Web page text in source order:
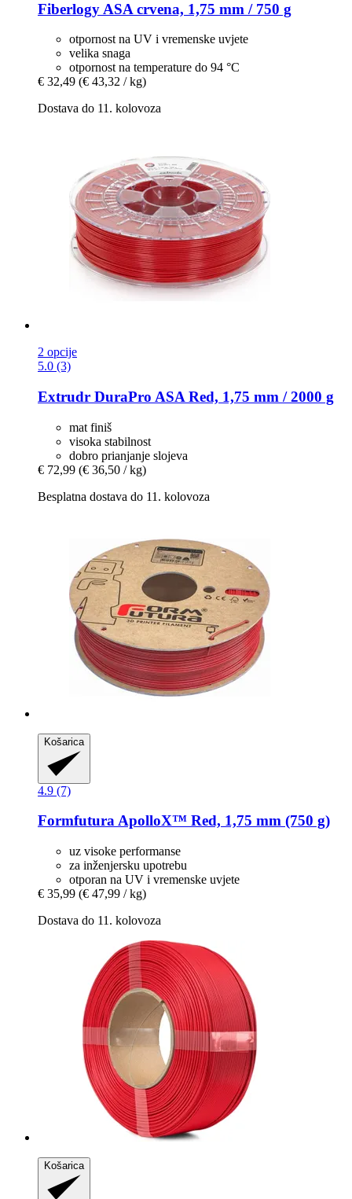
Fiberlogy ASA crvena, 1,75 mm / 750 g
otpornost na UV i vremenske uvjete
velika snaga
otpornost na temperature do 94 °C
€ 32,49 (€ 43,32 / kg)
Dostava do 11. kolovoza
2 opcije
5.0 (3)
Extrudr DuraPro ASA Red, 1,75 mm / 2000 g
mat finiš
visoka stabilnost
dobro prianjanje slojeva
€ 72,99 (€ 36,50 / kg)
Besplatna dostava do 11. kolovoza
Košarica
4.9 (7)
FormfuturaApolloX™ Red, 1,75 mm (750 g)
uz visoke performanse
za inženjersku upotrebu
otporan na UV i vremenske uvjete
€ 35,99 (€ 47,99 / kg)
Dostava do 11. kolovoza
Košarica